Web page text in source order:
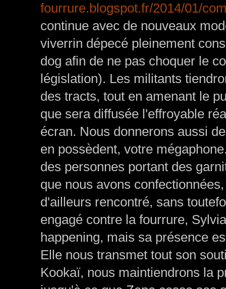
fourrure.blogspot.fr/2014/01/
continue avec de nouveaux
viverrin dépecé pleinement
dog afin de ne pas choquer le
législation). Les militants
des tracts, tout en amenant le
que sera diffusée l'effroyable
écran. Nous donnerons aussi
en possèdent, votre
des personnes portant des
que nous avons
d'ailleurs rencontré, sans
engagé contre la fourrure,
happening, mais sa présence
Elle nous transmet tout son
Kookaï, nous maintiendrons la